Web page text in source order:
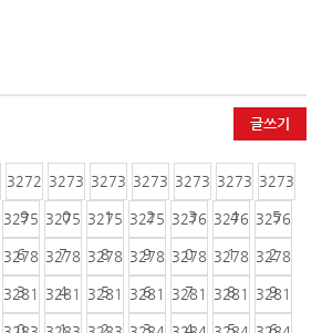
글쓰기
3272
9
3273
0
3273
1
3273
2
3273
3
3273
4
3273
5
3275
6
3275
7
3275
8
3275
9
3276
0
3276
1
3276
2
3278
3
3278
4
3278
5
3278
6
3278
7
3278
8
3278
9
3281
0
3281
1
3281
2
3281
3
3281
4
3281
5
3281
6